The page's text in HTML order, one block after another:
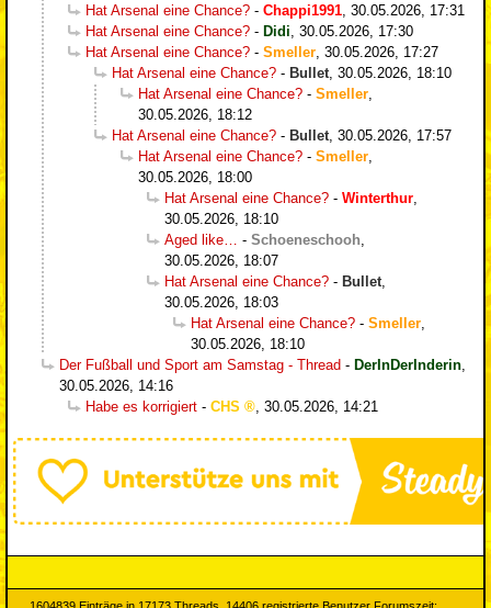
Hat Arsenal eine Chance? - Chappi1991 30.05.2026, 17:31
Hat Arsenal eine Chance? - Didi 30.05.2026, 17:30
Hat Arsenal eine Chance? - Smeller 30.05.2026, 17:27
Hat Arsenal eine Chance? - Bullet 30.05.2026, 18:10
Hat Arsenal eine Chance? - Smeller
30.05.2026, 18:12
Hat Arsenal eine Chance? - Bullet 30.05.2026, 17:57
Hat Arsenal eine Chance? - Smeller
30.05.2026, 18:00
Hat Arsenal eine Chance? - Winterthur
30.05.2026, 18:10
Aged like…
- Schoeneschooh
30.05.2026, 18:07
Hat Arsenal eine Chance? - Bullet
30.05.2026, 18:03
Hat Arsenal eine Chance? - Smeller
30.05.2026, 18:10
Der Fußball und Sport am Samstag - Thread - DerInDerInderin
30.05.2026, 14:16
Habe es korrigiert - CHS 30.05.2026, 14:21